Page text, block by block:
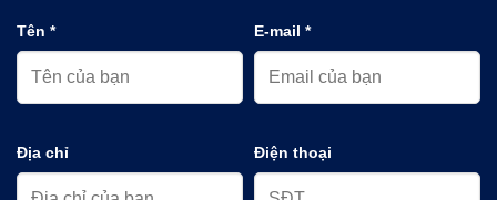
Tên * E-mail *
Địa chỉ Điện thoại